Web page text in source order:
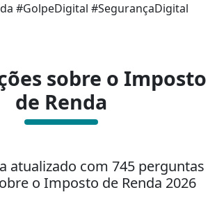
#GolpeDigital #SegurançaDigital
sobre o Imposto
de Renda
atualizado com 745 perguntas
o Imposto de Renda 2026